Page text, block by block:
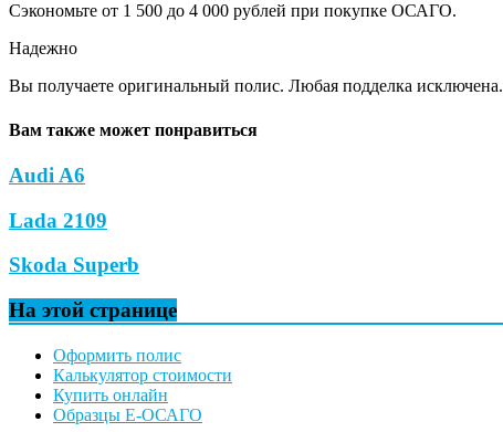
Сэкономьте от 1 500 до 4 000 рублей при покупке ОСАГО.
Надежно
Вы получаете оригинальный полис. Любая подделка исключена.
Вам также может понравиться
Audi A6
Lada 2109
Skoda Superb
На этой странице
Оформить полис
Калькулятор стоимости
Купить онлайн
Образцы Е-ОСАГО